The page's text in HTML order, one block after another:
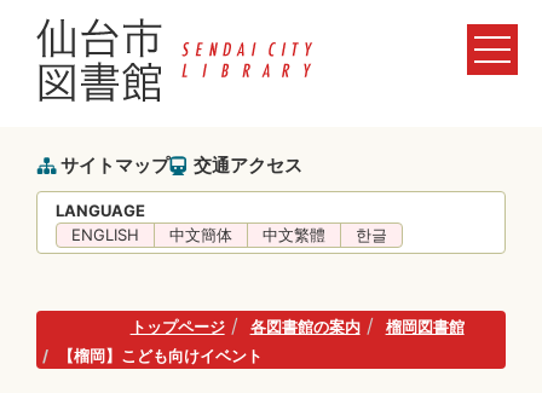
サイトマップ 交通アクセス
LANGUAGE
ENGLISH
中文簡体 中文繁體 한글
トップページ 各図書館の案内
榴岡図書館
【榴岡】こども向けイベント